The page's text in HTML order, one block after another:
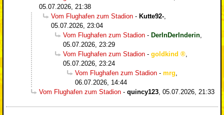
05.07.2026, 21:38
Vom Flughafen zum Stadion - Kutte92-,
05.07.2026, 23:04
Vom Flughafen zum Stadion - DerInDerInderin,
05.07.2026, 23:29
Vom Flughafen zum Stadion - goldkind
,
05.07.2026, 23:24
Vom Flughafen zum Stadion - mrg,
06.07.2026, 14:44
Vom Flughafen zum Stadion - quincy123, 05.07.2026, 21:33